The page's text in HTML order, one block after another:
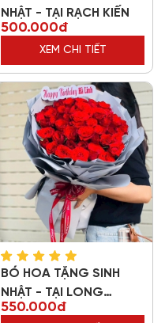
NHẬT - TẠI RẠCH KIẾN
500.000đ
XEM CHI TIẾT
BÓ HOA TẶNG SINH
NHẬT - TẠI LONG
THƯỢNG
550.000đ